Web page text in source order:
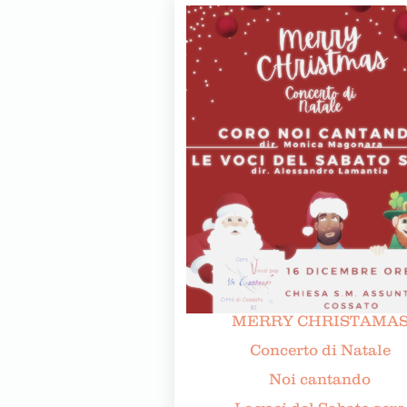
MERRY
Concerto di Natale
Noi cantando